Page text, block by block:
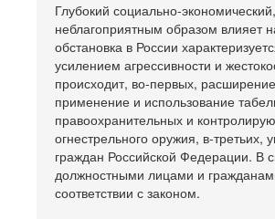
Глубокий социально-
неблагоприятным образом влияет
обстановка в России
усилением агрессивности и
происходит, во-первых,
применение и использование
правоохранительных и
огнестрельного оружия, в-третьих,
граждан Российской Федерации. В
должностными лицами и
соответствии с законом.